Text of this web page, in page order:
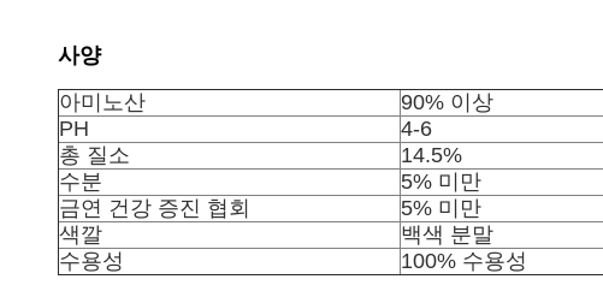
사양
아미노산
90% 이상
PH
4-6
총 질소
14.5%
수분
5% 미만
금연 건강 증진 협회
5% 미만
색깔
백색 분말
수용성
100% 수용성